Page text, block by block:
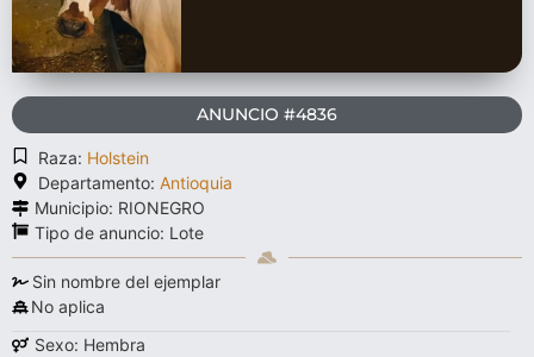
ANUNCIO #4836
Raza: Holstein
Departamento: Antioquia
Municipio: RIONEGRO
Tipo de anuncio: Lote
Sin nombre del ejemplar
No aplica
Sexo: Hembra